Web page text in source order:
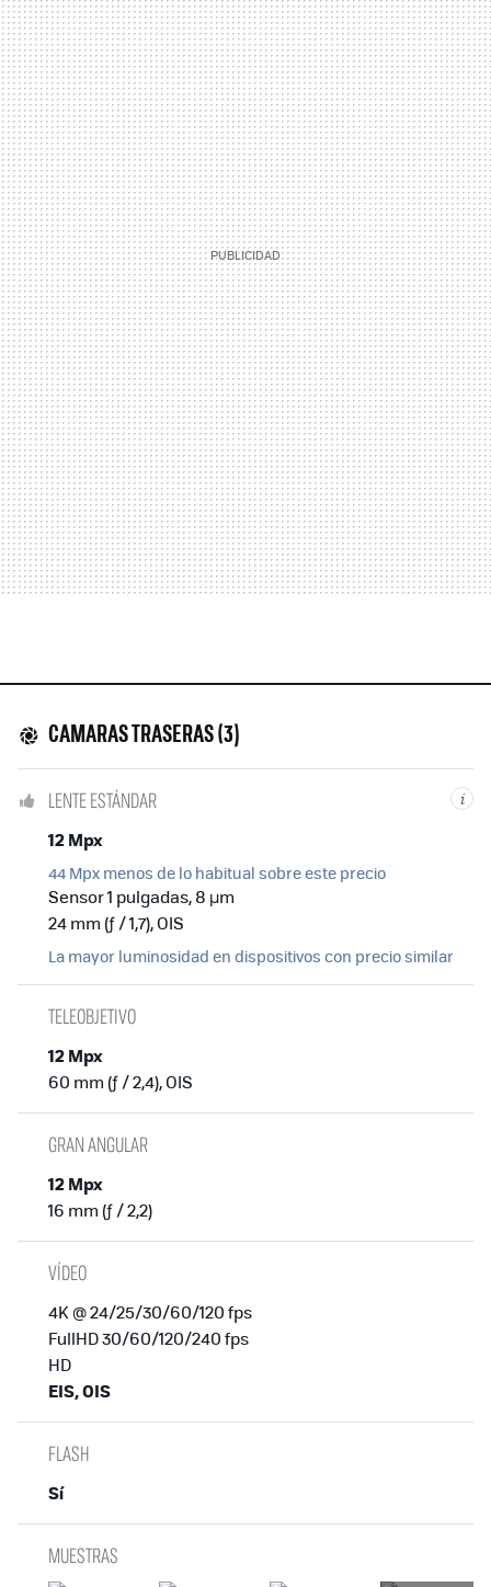
CAMARAS TRASERAS (3)
i
LENTE ESTÁNDAR
12 Mpx
44 Mpx menos de lo habitual sobre este precio
Sensor 1 pulgadas, 8 µm
24 mm (ƒ / 1,7), OIS
La mayor luminosidad en dispositivos con precio similar
TELEOBJETIVO
12 Mpx
60 mm (ƒ / 2,4), OIS
GRAN ANGULAR
12 Mpx
16 mm (ƒ / 2,2)
VÍDEO
4K @ 24/25/30/60/120 fps
FullHD 30/60/120/240 fps
HD
EIS, OIS
FLASH
Sí
MUESTRAS